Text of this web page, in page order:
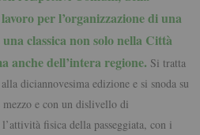
per l’organizzazione di una
classica non solo nella Città
anche dell’intera regione. Si tratta
diciannovesima edizione e si snoda su
e con un dislivello di
fisica della passeggiata, con i